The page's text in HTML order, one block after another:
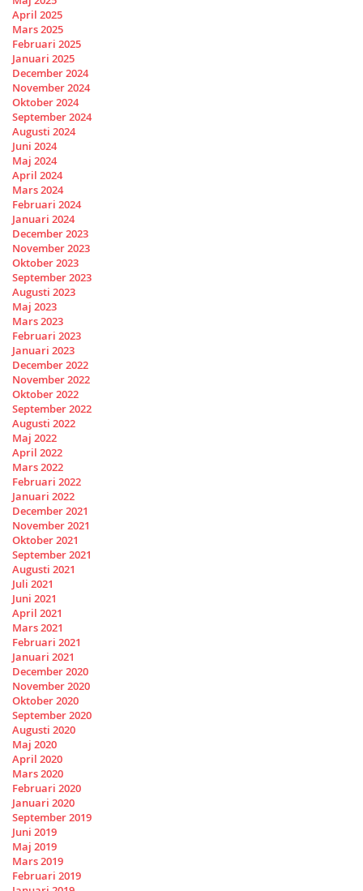
April 2025
Mars 2025
Februari 2025
Januari 2025
December 2024
November 2024
Oktober 2024
September 2024
Augusti 2024
Juni 2024
Maj 2024
April 2024
Mars 2024
Februari 2024
Januari 2024
December 2023
November 2023
Oktober 2023
September 2023
Augusti 2023
Maj 2023
Mars 2023
Februari 2023
Januari 2023
December 2022
November 2022
Oktober 2022
September 2022
Augusti 2022
Maj 2022
April 2022
Mars 2022
Februari 2022
Januari 2022
December 2021
November 2021
Oktober 2021
September 2021
Augusti 2021
Juli 2021
Juni 2021
April 2021
Mars 2021
Februari 2021
Januari 2021
December 2020
November 2020
Oktober 2020
September 2020
Augusti 2020
Maj 2020
April 2020
Mars 2020
Februari 2020
Januari 2020
September 2019
Juni 2019
Maj 2019
Mars 2019
Februari 2019